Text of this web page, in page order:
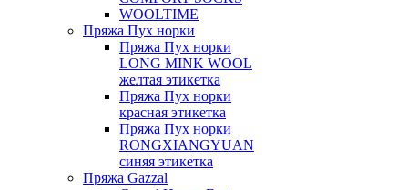
WOOLTIME
Пряжа Пух норки
Пряжа Пух норки
LONG MINK WOOL
желтая этикетка
Пряжа Пух норки
красная этикетка
Пряжа Пух норки
RONGXIANGYUAN
синяя этикетка
Пряжа Gazzal